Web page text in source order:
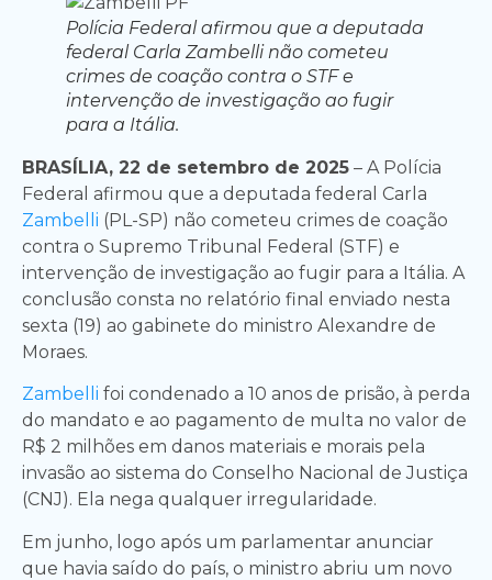
Polícia Federal afirmou que a deputada
federal Carla Zambelli não cometeu
crimes de coação contra o STF e
intervenção de investigação ao fugir
para a Itália.
BRASÍLIA, 22 de setembro de 2025 – A Polícia
Federal afirmou que a deputada federal Carla
Zambelli (PL-SP) não cometeu crimes de coação
contra o Supremo Tribunal Federal (STF) e
intervenção de investigação ao fugir para a Itália. A
conclusão consta no relatório final enviado nesta
sexta (19) ao gabinete do ministro Alexandre de
Moraes.
Zambelli foi condenado a 10 anos de prisão, à perda
do mandato e ao pagamento de multa no valor de
R$ 2 milhões em danos materiais e morais pela
invasão ao sistema do Conselho Nacional de Justiça
(CNJ). Ela nega qualquer irregularidade.
Em junho, logo após um parlamentar anunciar
que havia saído do país, o ministro abriu um novo